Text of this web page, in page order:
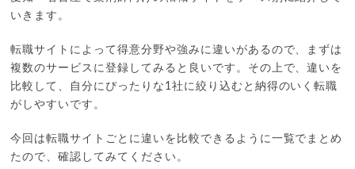
いきます。
転職サイトによって得意分野や強みに違いがあるので、まずは
複数のサービスに登録してみると良いです。その上で、違いを
比較して、自分にぴったりな1社に絞り込むと納得のいく転職
がしやすいです。
今回は転職サイトごとに違いを比較できるように一覧でまとめ
たので、確認してみてください。